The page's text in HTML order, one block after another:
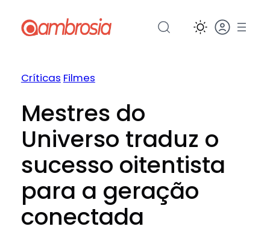
para
Críticas Filmes
Mestres do
Universo traduz o
sucesso oitentista
para a geração
conectada